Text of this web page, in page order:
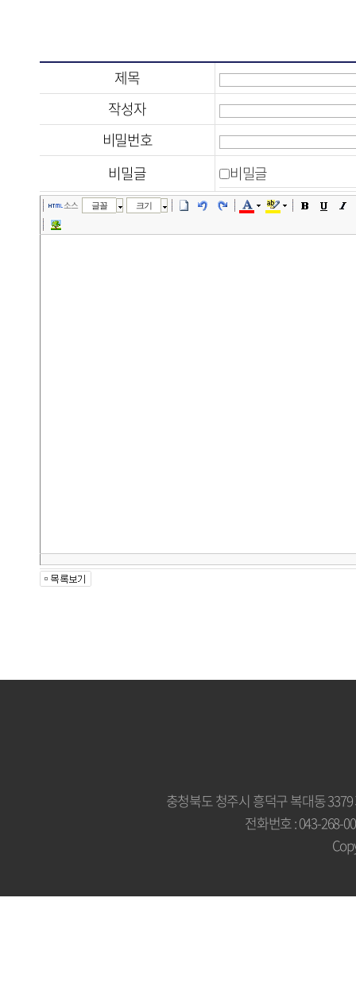
제목
작성자
비밀번호
비밀글
비밀글
소스 글꼴 크기
충청북도 청주시 흥덕구 복대동
전화번호 : 043-268-